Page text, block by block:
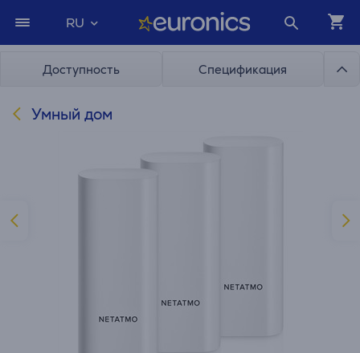
RU
Доступность Спецификация
Умный дом